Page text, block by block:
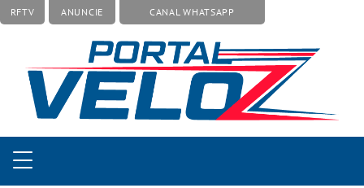
RFTV ANUNCIE CANAL WHATSAPP